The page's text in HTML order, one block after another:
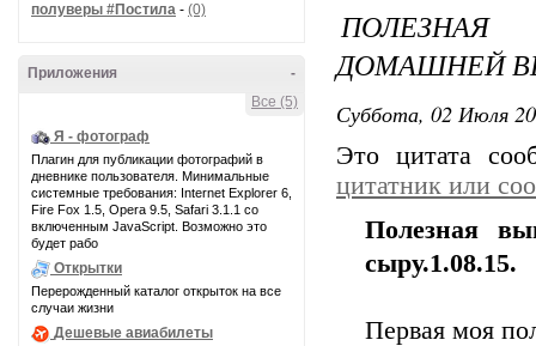
полуверы #Постила - (0)
-
Приложения
Все (5)
Я - фотограф
Плагин для публикации фотографий в
дневнике пользователя. Минимальные
системные требования: Internet Explorer 6,
Fire Fox 1.5, Opera 9.5, Safari 3.1.1 со
включенным JavaScript. Возможно это
будет рабо
Открытки
Перерожденный каталог открыток на все
случаи жизни
Дешевые авиабилеты
ДОМАШНЕЙ
Суббота, 02 Июля
Это цитата
цитатник или
Полезная
сыру.1.08.15.
Первая моя